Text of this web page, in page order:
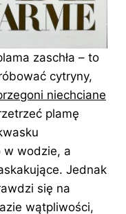
zaschła – to
cytryny,
niechciane
plamę
w wodzie, a
Jednak
się na
wątpliwości,